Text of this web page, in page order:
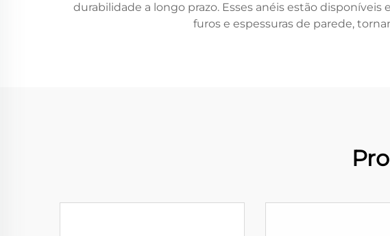
durabilidade a longo prazo. Esses anéis estão
furos e espessuras de parede,